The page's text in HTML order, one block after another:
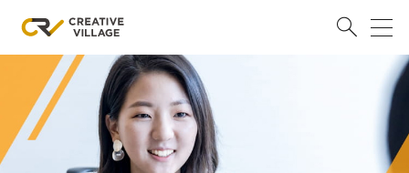
ACCOUNT
ログイン